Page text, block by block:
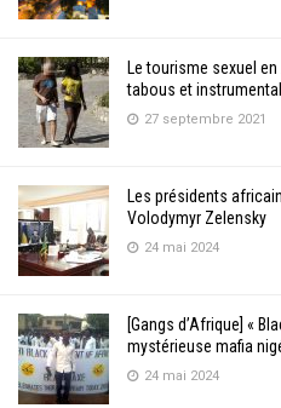
Le tourisme sexuel
tabous et
27 septembre 2021
Les présidents
Volodymyr Zelensky
24 mai 2024
[Gangs d’Afrique] «
mystérieuse mafia
24 mai 2024